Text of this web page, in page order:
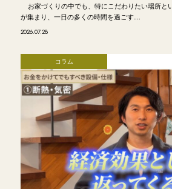
お家づくりの中でも、特にこだわりたい場所と
が集まり、一日の多くの時間を過ごす…
2026.07.28
コラム